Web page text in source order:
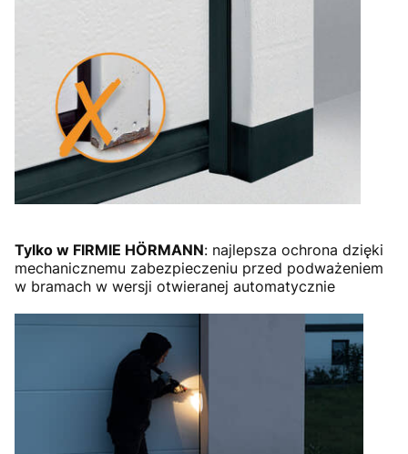
Tylko w FIRMIE HÖRMANN: najlepsza ochrona dzięki
mechanicznemu zabezpieczeniu przed podważeniem
w bramach w wersji otwieranej automatycznie